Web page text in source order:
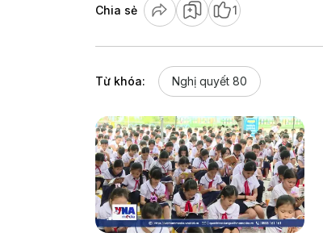
Chia sẻ 1
Từ khóa: Nghị quyết 80